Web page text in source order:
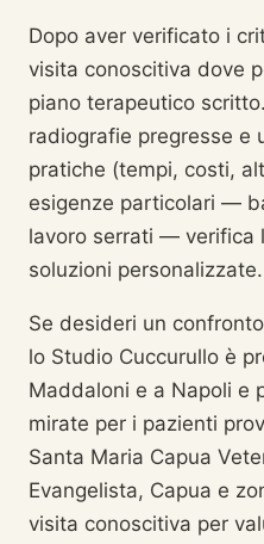
Dopo aver verificato i
visita conoscitiva dove
piano terapeutico
radiografie pregresse e
pratiche (tempi, costi,
esigenze particolari —
lavoro serrati — verifica
soluzioni personalizzate.
Se desideri un
lo Studio Cuccurullo è
Maddaloni e a Napoli e
mirate per i pazienti
Santa Maria Capua
Evangelista, Capua e
visita conoscitiva per